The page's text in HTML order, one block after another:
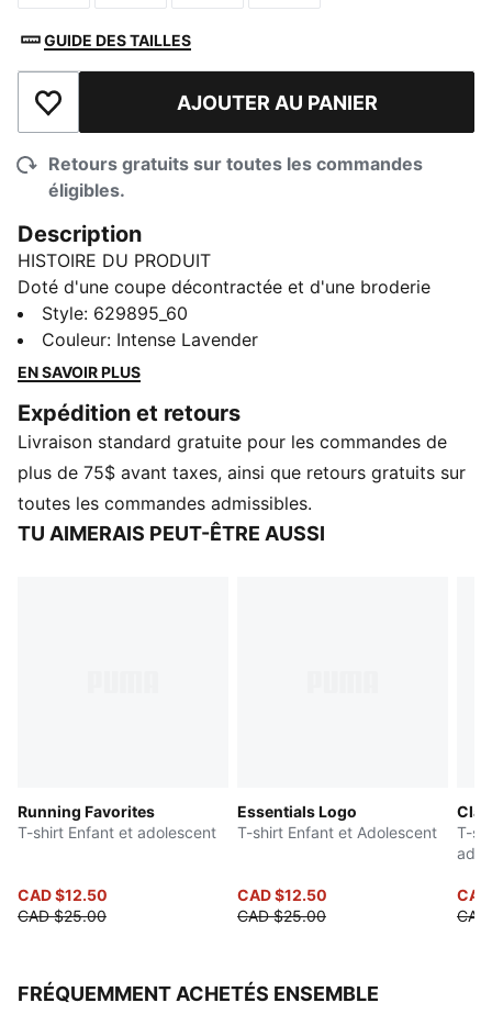
GUIDE DES TAILLES
Ajouter à la liste de souhaits
AJOUTER AU PANIER
Retours gratuits sur toutes les commandes
éligibles.
Description
HISTOIRE DU PRODUIT
Doté d'une coupe décontractée et d'une broderie
élégante du logo CAT, ce t-shirt PUMA incarne le style
décontracté. Parfait pour toutes les occasions, il
apporte une touche de fraîcheur à votre garde-robe
impeccable où que vous alliez.
CARACTÉRISTIQUES ET AVANTAGES
Fabriqué avec au moins 20 % de coton recyclé
DÉTAILS
Coupe décontractée
Style: 629895_60
Couleur: Intense Lavender
EN SAVOIR PLUS
Expédition et retours
Livraison standard gratuite pour les commandes de
plus de 75$ avant taxes, ainsi que retours gratuits sur
toutes les commandes admissibles.
TU AIMERAIS PEUT-ÊTRE AUSSI
Running Favorites
T-shirt Enfant et adolescent
CAD $12.50
CAD $25.00
Essentials Logo
T-shirt Enfant et Adolescent
CAD $12.50
CAD $25.00
T-
FRÉQUEMMENT ACHETÉS ENSEMBLE